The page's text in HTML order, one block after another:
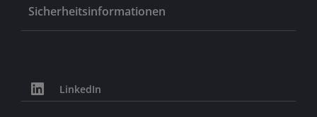
Sicherheitsinformationen
LinkedIn